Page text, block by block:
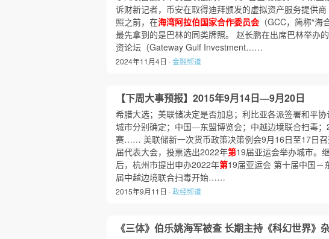
诉财新记者，币安在取得迪拜颁发的虚拟资产服务提供商
照之前，在海湾阿拉伯国家合作委员会 （GCC，简称“海
最先拿到的是巴林的同类牌照。 赵长鹏在出席巴林举办
资论坛（Gateway Gulf Investment……
2024年11月4日 ·金融频道
【下周大事预报】2015年9月14日—9月20日
希腊大选；美联储决定是否加息；利比亚各派签署和平
城市分别确定；中国—东盟博览会；中越边境联合扫毒；
赛…… 美联储新一次货币政策决策例会9月16日至17日
届代表大会，投票选出2022年第19届亚运会举办城市。
后，杭州市提出申办2022年第19届亚运会 第十届中国－
届中越边境联合扫毒开始……
2015年9月11日 ·政经频道
《三体》伯乐姚海军被查 长期主持《科幻世界》